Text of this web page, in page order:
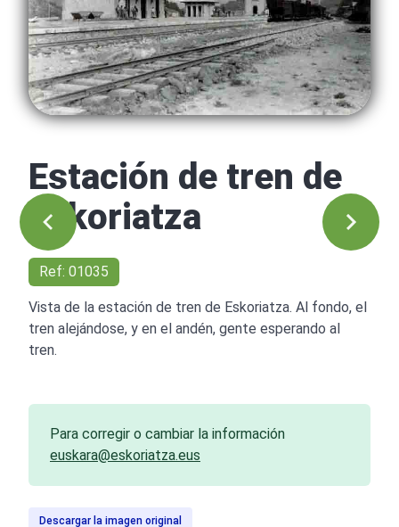
Estación de tren de
Eskoriatza
Ref: 01035
Vista de la estación de tren de Eskoriatza. Al fondo, el
tren alejándose, y en el andén, gente esperando al
tren.
Para corregir o cambiar la información
euskara@eskoriatza.eus
Descargar la imagen original